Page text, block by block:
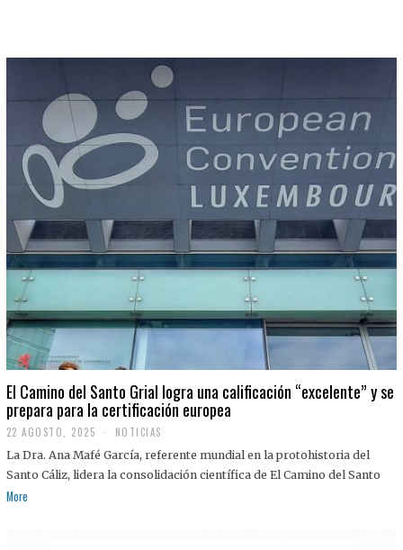
El Camino del Santo Grial logra una calificación “excelente” y se
prepara para la certificación europea
22 AGOSTO, 2025
2
A
G
NOTICIAS
La Dra. Ana Mafé García, referente mundial en la protohistoria del
Santo Cáliz, lidera la consolidación científica de El Camino del Santo
More